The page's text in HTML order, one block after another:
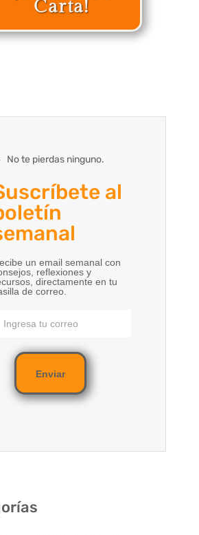
Carta!
No te pierdas ninguno.
al
un email semanal con
reflexiones y
directamente en tu
de correo.
Enviar